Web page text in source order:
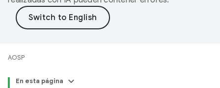
AOSP
En esta página